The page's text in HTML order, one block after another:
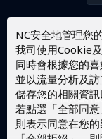
使用條款 個人資料
NC安全地管理您
我司使用Cookie
同時會根據您的
並以流量分析及
儲存您的相關資訊
若點選「全部同意
則表示同意在您